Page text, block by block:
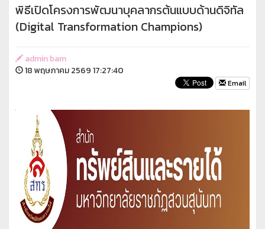
พิธีเปิดโครงการพัฒนาบุคลากรต้นแบบด้านดิจิทัล
(Digital Transformation Champions)
admin bam
18 พฤษภาคม 2569 17:27:40
Email